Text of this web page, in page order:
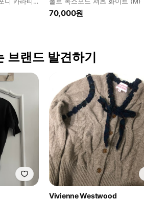
70,000원
브랜드 발견하기
Vivienne Westwood